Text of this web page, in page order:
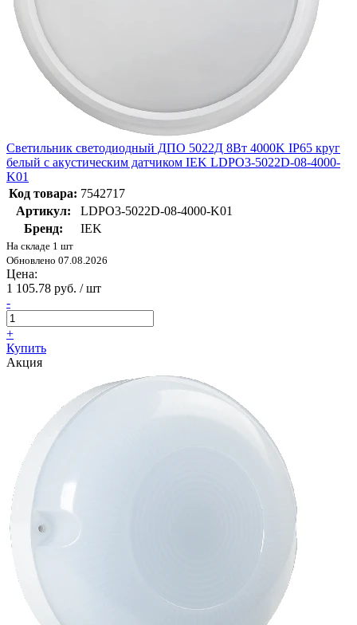
Светильник светодиодный ДПО 5022Д 8Вт 4000K IP65 круг
белый с акустическим датчиком IEK LDPO3-5022D-08-4000-
K01
Код товара: 7542717
Артикул:
LDPO3-5022D-08-4000-K01
Бренд:
IEK
На складе 1 шт
Обновлено 07.08.2026
Цена:
1 105.78 руб. / шт
-
+
Купить
Акция